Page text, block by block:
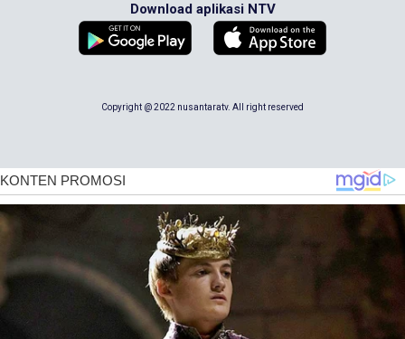
Download aplikasi NTV
Copyright @ 2022 nusantaratv. All right reserved